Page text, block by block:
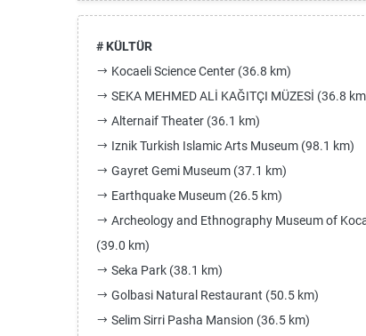
# KÜLTÜR
Kocaeli Science Center (36.8 km)
SEKA MEHMED ALİ KAĞITÇI MÜZESİ (36.8
Alternaif Theater (36.1 km)
Iznik Turkish Islamic Arts Museum (98.1 km)
Gayret Gemi Museum (37.1 km)
Earthquake Museum (26.5 km)
Archeology and Ethnography Museum of
(39.0 km)
Seka Park (38.1 km)
Golbasi Natural Restaurant (50.5 km)
Selim Sirri Pasha Mansion (36.5 km)